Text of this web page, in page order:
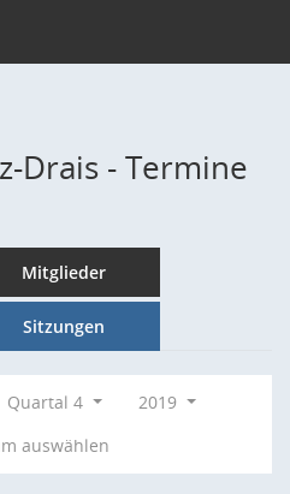
Drais - Termine
Mitglieder
Sitzungen
Quartal 4
2019
auswählen